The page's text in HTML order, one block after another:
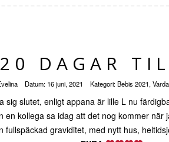
20 DAGAR
Datum: 16 juni, 2021 Kategori:Bebis 2021,
sig slutet, enligt appana är lille L nu
en kollega sa idag att det nog kommer
fullspäckad graviditet, med nytt hus,